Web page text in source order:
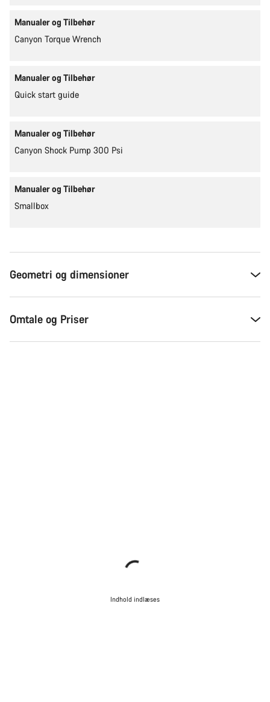
Manualer og Tilbehør
Canyon Torque Wrench
Manualer og Tilbehør
Quick start guide
Manualer og Tilbehør
Canyon Shock Pump 300 Psi
Manualer og Tilbehør
Smallbox
Geometri og dimensioner
Omtale og Priser
Indhold indlæses